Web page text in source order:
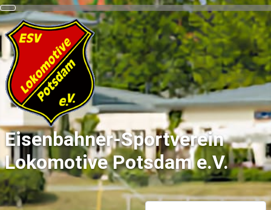
Eisenbahner-Sportverein
Lokomotive Potsdam e.V.
Suchen